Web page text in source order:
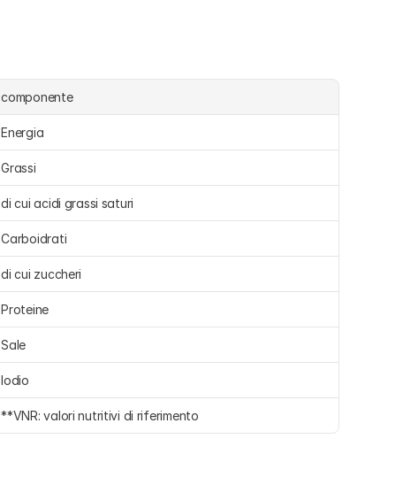
componente
Energia
Grassi
di cui acidi grassi saturi
Carboidrati
di cui zuccheri
Proteine
Sale
Iodio
**VNR: valori nutritivi di riferimento